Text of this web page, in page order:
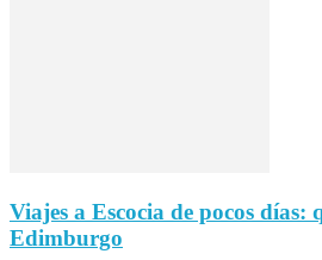
Viajes a Escocia de pocos días:
Edimburgo